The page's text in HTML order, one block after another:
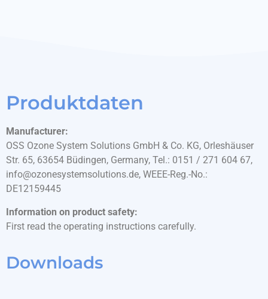
Produktdaten
Manufacturer:
OSS Ozone System Solutions GmbH & Co. KG, Orleshäuser
Str. 65, 63654 Büdingen, Germany, Tel.: 0151 / 271 604 67,
info@ozonesystemsolutions.de, WEEE-Reg.-No.:
DE12159445
Information on product safety:
First read the operating instructions carefully.
Downloads